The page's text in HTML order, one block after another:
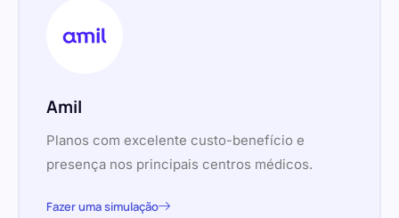
Amil
Planos com excelente custo-benefício e
presença nos principais centros médicos.
Fazer uma simulação